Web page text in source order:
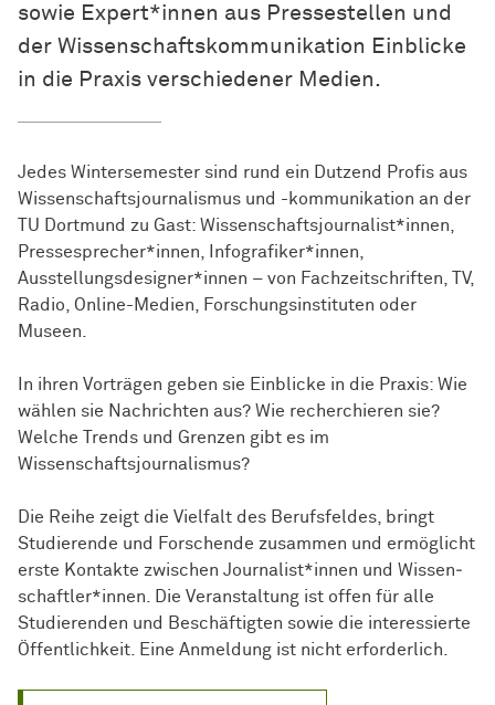
sowie Expert*innen aus Pressestellen und
der Wissen­schafts­kommunikation Einblicke
in die Praxis verschiedener Medien.
Jedes Wintersemester sind rund ein Dutzend Profis aus
Wissenschaftsjournalismus und -kommunikation an der
TU Dortmund zu Gast: Wissenschaftsjournalist*innen,
Pressesprecher*innen, Infografiker*innen,
Ausstellungsdesigner*innen – von Fachzeitschriften, TV,
Radio, Online-Medien, Forschungsinstituten oder
Museen.
In ihren Vorträgen geben sie Einblicke in die Praxis: Wie
wählen sie Nachrichten aus? Wie recherchieren sie?
Welche Trends und Grenzen gibt es im
Wissenschaftsjournalismus?
Die Reihe zeigt die Vielfalt des Berufsfeldes, bringt
Studierende und Forschende zusammen und ermöglicht
erste Kontakte zwischen Journalist*innen und Wissen­
schaft­ler*innen . Die Veranstaltung ist offen für alle
Studierenden und Beschäftigten sowie die interessierte
Öffentlichkeit. Eine Anmeldung ist nicht erforderlich.